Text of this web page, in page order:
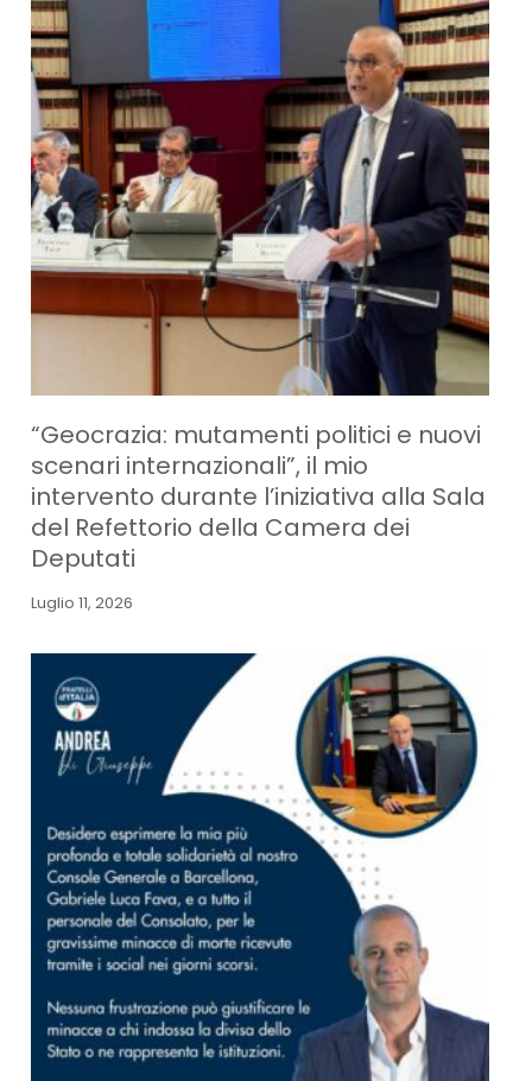
“Geocrazia: mutamenti politici e nuovi
scenari internazionali”, il mio
intervento durante l’iniziativa alla Sala
del Refettorio della Camera dei
Deputati
Luglio 11, 2026